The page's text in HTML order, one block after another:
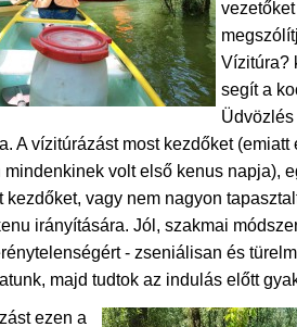
Vízitúra?
segít a
A vízitúrázást most kezdőket
mindenkinek volt első kenus napja),
kezdőket, vagy nem nagyon
irányítására. Jól, szakmai
- zseniálisan és
majd tudtok az indulás előtt
ezen a